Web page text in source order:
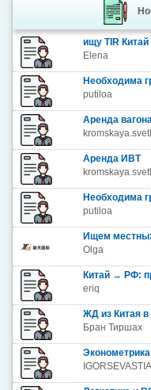
ищу TIR Китай
Elena
Необходима
putiloa
Аренда
Аренда ИВТ
Необходима
putiloa
Ищем
Olga
Китай → РФ:
eriq
ЖД из Китая в
Бран Тиршах
Эконометрика